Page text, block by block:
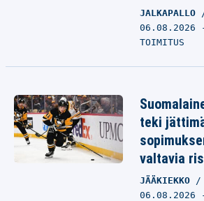
JALKAPALLO
06.08.2026
TOIMITUS
teki
valtavia
JÄÄKIEKKO
06.08.2026